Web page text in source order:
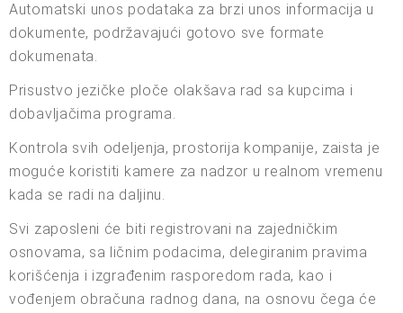
Automatski unos podataka za brzi unos informacija u
dokumente, podržavajući gotovo sve formate
dokumenata.
Prisustvo jezičke ploče olakšava rad sa kupcima i
dobavljačima programa.
Kontrola svih odeljenja, prostorija kompanije, zaista je
moguće koristiti kamere za nadzor u realnom vremenu
kada se radi na daljinu.
Svi zaposleni će biti registrovani na zajedničkim
osnovama, sa ličnim podacima, delegiranim pravima
korišćenja i izgrađenim rasporedom rada, kao i
vođenjem obračuna radnog dana, na osnovu čega će